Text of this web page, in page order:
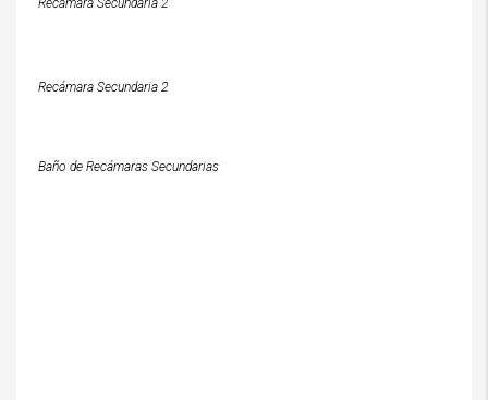
Recámara Secundaria 2
Recámara Secundaria 2
Baño de Recámaras Secundarias